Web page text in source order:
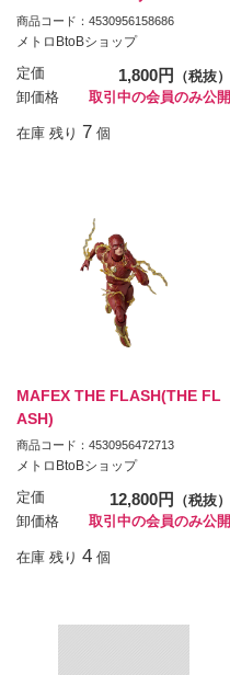
商品コード：4530956158686
メトロBtoBショップ
定価 1,800円
（税抜）
卸価格
取引中の会員のみ公開
在庫 残り 7 個
MAFEX THE FLASH(THE FL
ASH)
商品コード：4530956472713
メトロBtoBショップ
定価 12,800円
（税抜）
卸価格
取引中の会員のみ公開
在庫 残り 4 個